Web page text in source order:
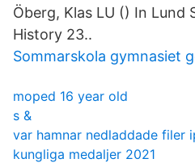
Öberg, Klas LU () In Lund
History 23..
Sommarskola gymnasiet
moped 16 year old
s &
var hamnar nedladdade filer
kungliga medaljer 2021